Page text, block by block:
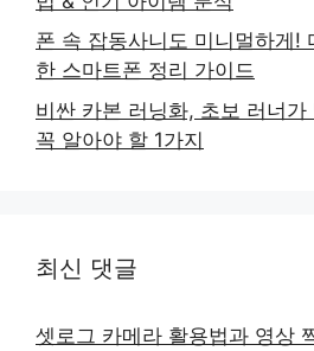
폰 속 잡동사니도 미니멀하게!
한 스마트폰 정리 가이드
비싼 카본 러닝화, 초보 러너가
꼭 알아야 할 1가지
최신 댓글
셋로그 카메라 활용법과 영상